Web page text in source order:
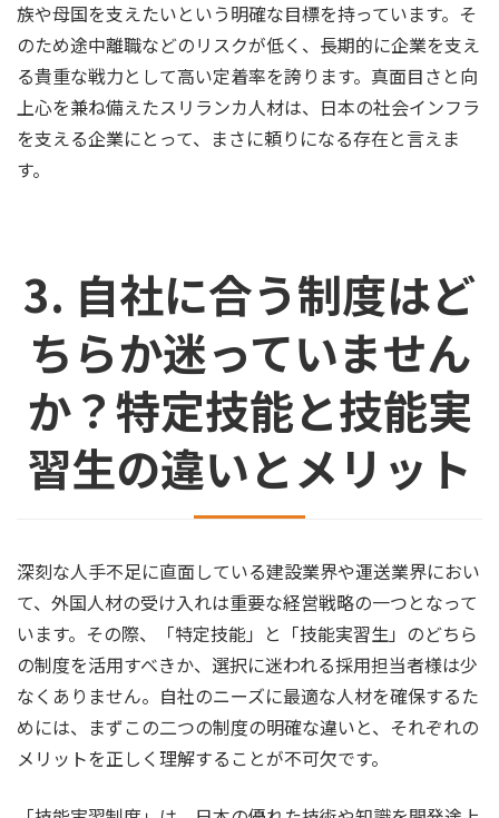
族や母国を支えたいという明確な目標を持っています。そ
のため途中離職などのリスクが低く、長期的に企業を支え
る貴重な戦力として高い定着率を誇ります。真面目さと向
上心を兼ね備えたスリランカ人材は、日本の社会インフラ
を支える企業にとって、まさに頼りになる存在と言えま
す。
3. 自社に合う制度はど
ちらか迷っていません
か？特定技能と技能実
習生の違いとメリット
深刻な人手不足に直面している建設業界や運送業界におい
て、外国人材の受け入れは重要な経営戦略の一つとなって
います。その際、「特定技能」と「技能実習生」のどちら
の制度を活用すべきか、選択に迷われる採用担当者様は少
なくありません。自社のニーズに最適な人材を確保するた
めには、まずこの二つの制度の明確な違いと、それぞれの
メリットを正しく理解することが不可欠です。